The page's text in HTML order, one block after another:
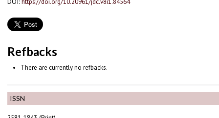
ISSN
Refbacks
There are currently no refbacks.